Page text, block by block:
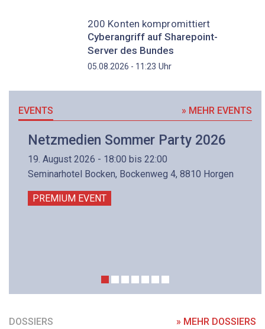
200 Konten kompromittiert
Cyberangriff auf Sharepoint-
Server des Bundes
05.08.2026 - 11:23 Uhr
EVENTS » MEHR EVENTS
Netzmedien Sommer Party 2026
19. August 2026 - 18:00 bis 22:00
Seminarhotel Bocken, Bockenweg 4, 8810 Horgen
PREMIUM EVENT
DOSSIERS » MEHR DOSSIERS